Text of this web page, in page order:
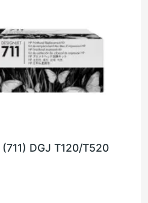
(711) DGJ T120/T520